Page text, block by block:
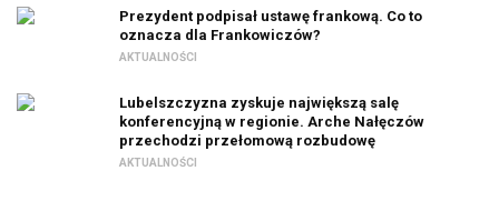
Prezydent podpisał ustawę frankową. Co to
oznacza dla Frankowiczów?
AKTUALNOŚCI
Lubelszczyzna zyskuje największą salę
konferencyjną w regionie. Arche Nałęczów
przechodzi przełomową rozbudowę
AKTUALNOŚCI